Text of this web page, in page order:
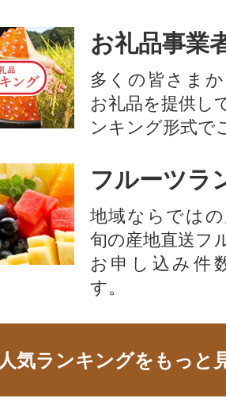
お礼品事業
多くの皆さま
お礼品を提供し
ンキング形式で
フルーツラ
地域ならでは
旬の産地直送フ
お申し込み件
す。
人気ランキングをもっと